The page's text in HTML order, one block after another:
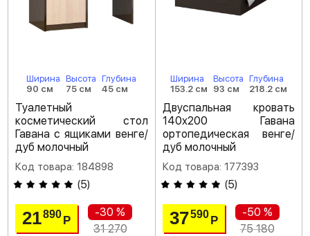
Ширина
90 см
Высота
75 см
Глубина
45 см
Туалетный
косметический стол
Гавана с ящиками венге/
дуб молочный
Код товара: 184898
(5)
21890Р
-30 %
31 270
Ширина
153.2 см
Высота
93 см
Глубина
218.2 см
Двуспальная кровать
140х200 Гавана
ортопедическая венге/
дуб молочный
Код товара: 177393
(5)
37590 Р
-50 %
75 180